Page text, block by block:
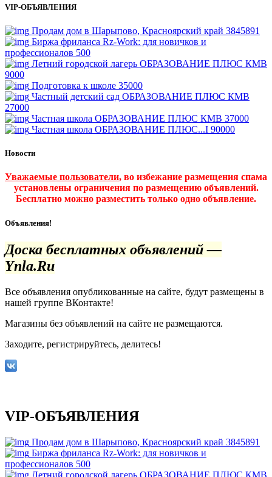
VIP-ОБЪЯВЛЕНИЯ
Продам дом в Шарыпово, Красноярский край 3845891
Биржа фриланса Rz-Work: для новичков и
профессионалов 500
Летний городской лагерь ОБРАЗОВАНИЕ ПЛЮС КМВ
9000
Подготовка к школе 35000
Частный детский сад ОБРАЗОВАНИЕ ПЛЮС КМВ
27000
Частная школа ОБРАЗОВАНИЕ ПЛЮС КМВ 37000
Частная школа ОБРАЗОВАНИЕ ПЛЮС...I 90000
Новости
Уважаемые пользователи, во избежание размещения спама
установлены ограничения по размещению объявлений.
Бесплатно можно разместить только одно объявление.
Объявления!
Доска бесплатных объявлений —
Ynla.Ru
Все объявления опубликованные на сайте, будут размещены в
нашей группе ВКонтакте!
Магазины без объявлений на сайте не размещаются.
Заходите, регистрируйтесь, делитесь!
VIP-ОБЪЯВЛЕНИЯ
Продам дом в Шарыпово, Красноярский край 3845891
Биржа фриланса Rz-Work: для новичков и
профессионалов 500
Летний городской лагерь ОБРАЗОВАНИЕ ПЛЮС КМВ